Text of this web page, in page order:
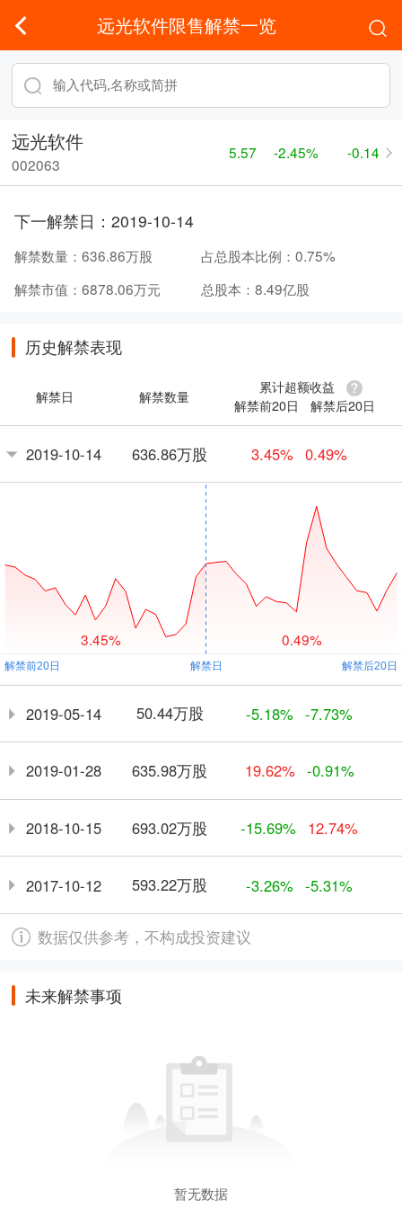
远光软件限售解禁一览
远光软件
002063
5.57 -2.45% -0.14
下一解禁日： 2019-10-14
解禁数量： 636.86万股 占总股本比例： 0.75%
解禁市值： 6878.06万元 总股本： 8.49亿股
历史解禁表现
解禁日 解禁数量
累计超额收益
解禁前20日
解禁后20日
2019-10-14 636.86万股 3.45% 0.49%
3.45% 0.49%
2019-05-14 50.44万股 -5.18% -7.73%
2019-01-28 635.98万股 19.62% -0.91%
2018-10-15 693.02万股 -15.69% 12.74%
2017-10-12 593.22万股 -3.26% -5.31%
数据仅供参考，不构成投资建议
未来解禁事项
暂无数据